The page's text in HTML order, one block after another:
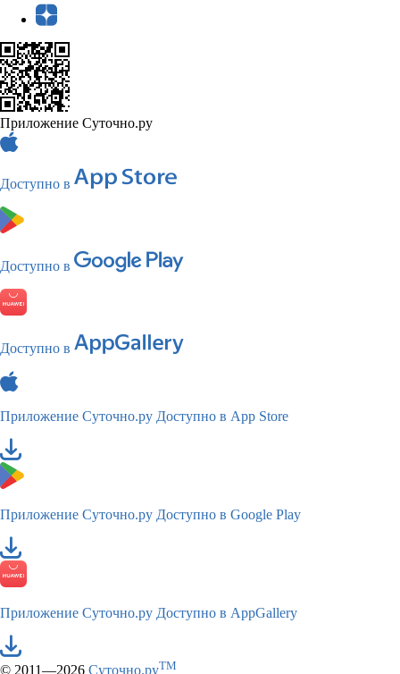
Приложение Суточно.ру
Доступно в
Доступно в
Доступно в
Приложение Суточно.ру Доступно в App Store
Приложение Суточно.ру Доступно в Google Play
Приложение Суточно.ру Доступно в AppGallery
© 2011—2026 Суточно.руTM